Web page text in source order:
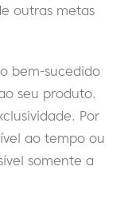
outras metas
bem-sucedido
seu produto.
Por
ao tempo ou
somente a